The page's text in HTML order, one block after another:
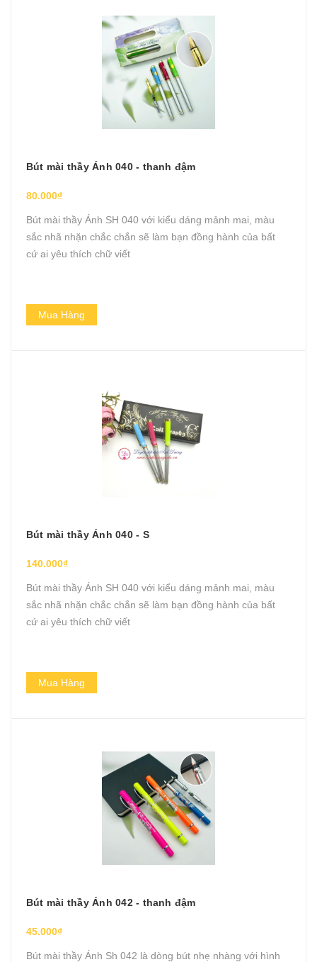
Bút mài thầy Ánh 040 - thanh đậm
80.000₫
Bút mài thầy Ánh SH 040 với kiểu dáng mảnh mai, màu
sắc nhã nhặn chắc chắn sẽ làm bạn đồng hành của bất
cứ ai yêu thích chữ viết
Mua Hàng
Bút mài thầy Ánh 040 - S
140.000₫
Bút mài thầy Ánh SH 040 với kiểu dáng mảnh mai, màu
sắc nhã nhặn chắc chắn sẽ làm bạn đồng hành của bất
cứ ai yêu thích chữ viết
Mua Hàng
Bút mài thầy Ánh 042 - thanh đậm
45.000₫
Bút mài thầy Ánh Sh 042 là dòng bút nhẹ nhàng với hình